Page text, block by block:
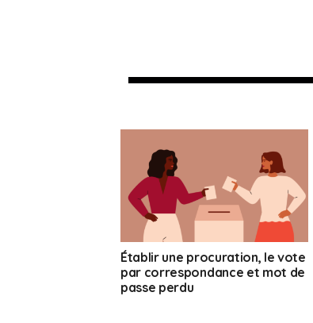
Établir une procuration, le vote
par correspondance et mot de
passe perdu